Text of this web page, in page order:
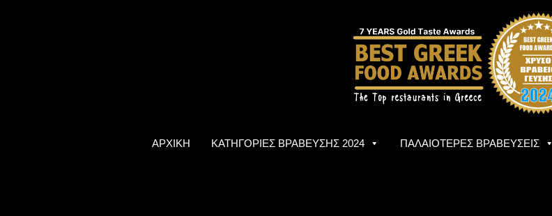
ΑΡΧΙΚΗ ΚΑΤΗΓΟΡΙΕΣ ΒΡΑΒΕΥΣΗΣ 2024 ΠΑΛΑΙΟΤΕΡΕΣ ΒΡΑΒΕΥΣΕΙΣ